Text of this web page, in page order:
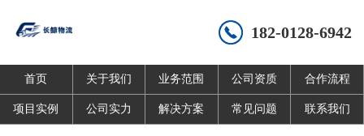
182-0128-6942
首页 关于我们 业务范围 公司资质 合作流程
项目实例 公司实力 解决方案 常见问题 联系我们